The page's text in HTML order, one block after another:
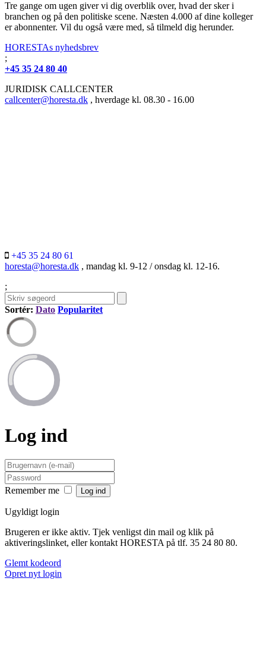
Tre gange om ugen giver vi dig overblik over, hvad der sker i
branchen og på den politiske scene. Næsten 4.000 af dine kolleger
er abonnenter. Vil du også være med, så tilmeld dig herunder.
HORESTAs nyhedsbrev
;
+45 35 24 80 40
JURIDISK CALLCENTER
callcenter@horesta.dk , hverdage kl. 08.30 - 16.00
+45 35 24 80 61
horesta@horesta.dk , mandag kl. 9-12 / onsdag kl. 12-16.
;
Sortér: Dato Popularitet
Log ind
Remember me
Ugyldigt login
Brugeren er ikke aktiv. Tjek venligst din mail og klik på
aktiveringslinket, eller kontakt HORESTA på tlf. 35 24 80 80.
Glemt kodeord
Opret nyt login